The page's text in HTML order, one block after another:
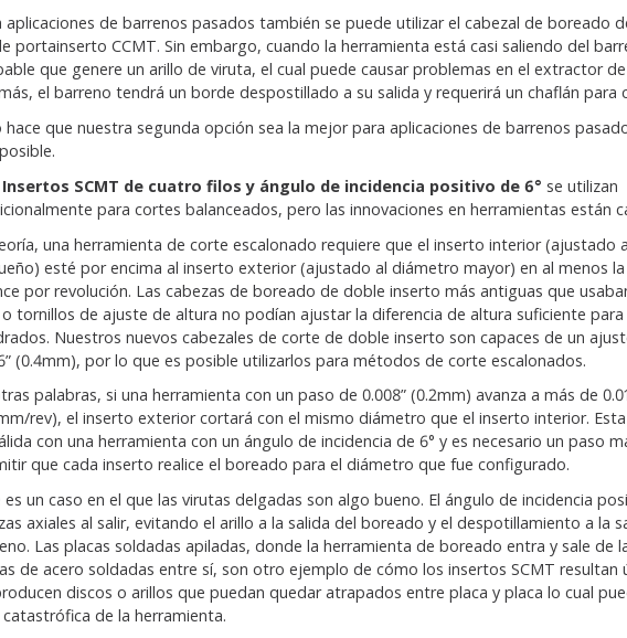
aplicaciones de barrenos pasados también se puede utilizar el cabezal de boreado
portainserto CCMT. Sin embargo, cuando la herramienta está casi saliendo del
que genere un arillo de viruta, el cual puede causar problemas en el extractor
el barreno tendrá un borde despostillado a su salida y requerirá un chaflán para
hace que nuestra segunda opción sea la mejor para aplicaciones de barrenos
Insertos SCMT de cuatro filos y ángulo de incidencia positivo de 6° se utilizan
para cortes balanceados, pero las innovaciones en herramientas están
una herramienta de corte escalonado requiere que el inserto interior (ajustado
esté por encima al inserto exterior (ajustado al diámetro mayor) en al menos
por revolución. Las cabezas de boreado de doble inserto más antiguas que
o tornillos de ajuste de altura no podían ajustar la diferencia de altura suficiente
Nuestros nuevos cabezales de corte de doble inserto son capaces de un
(0.4mm), por lo que es posible utilizarlos para métodos de corte escalonados.
palabras, si una herramienta con un paso de 0.008” (0.2mm) avanza a más de
rev), el inserto exterior cortará con el mismo diámetro que el inserto interior.
con una herramienta con un ángulo de incidencia de 6° y es necesario un paso
que cada inserto realice el boreado para el diámetro que fue configurado.
es un caso en el que las virutas delgadas son algo bueno. El ángulo de incidencia
axiales al salir, evitando el arillo a la salida del boreado y el despotillamiento a la
Las placas soldadas apiladas, donde la herramienta de boreado entra y sale de
de acero soldadas entre sí, son otro ejemplo de cómo los insertos SCMT resultan
discos o arillos que puedan quedar atrapados entre placa y placa lo cual
de la herramienta.